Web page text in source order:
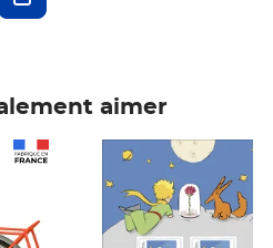
aimer
Prix 7,50€